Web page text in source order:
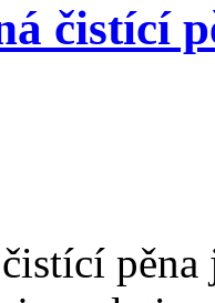
čistící